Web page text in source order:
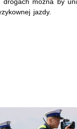
jazdy.